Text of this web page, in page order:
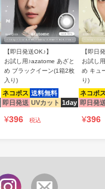
【即日発送OK♪】
お試し用♪azatome あざと
め ブラックイーン(1箱2枚
入り)
ネコポス 送料無料
即日発送 UVカット 1day
¥396 税込
【即日
お試し
め キュ
り)
ネコポ
即日発
¥396